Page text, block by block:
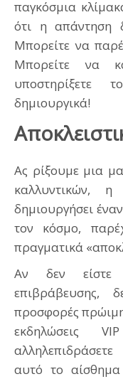
παγκόσμια
ότι η απάντηση
Μπορείτε να
Μπορείτε να
υποστηρίξετε
δημιουργικά!
Ας ρίξουμε μια
καλλυντικών,
δημιουργήσει
τον κόσμο,
πραγματικά
Αν δεν είστε
επιβράβευσης,
προσφορές
εκδηλώσεις
αυτό το αίσθημα